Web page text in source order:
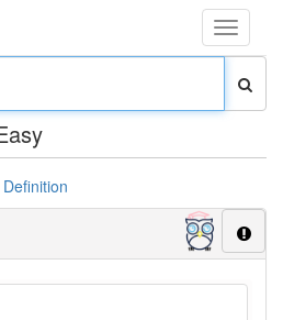
Toggle
Definition